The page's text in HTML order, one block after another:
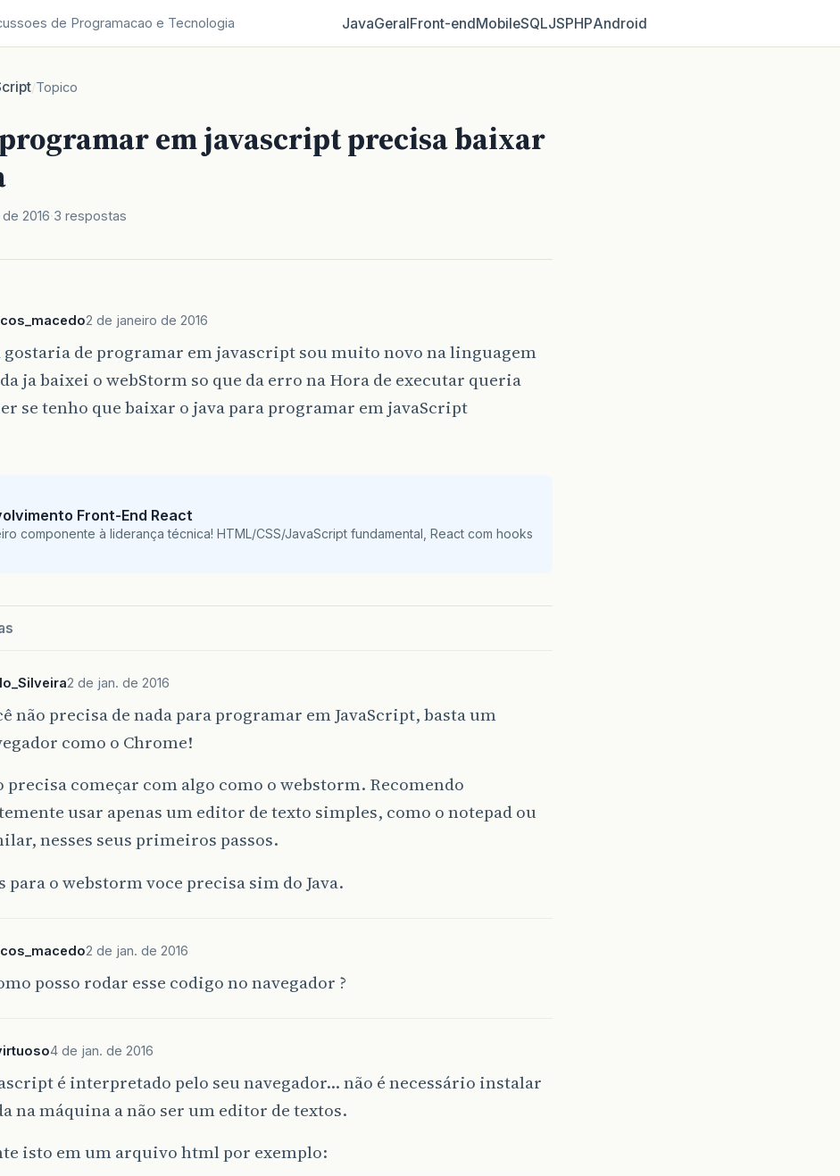
de Programacao e Tecnologia JavaGeralFront‑endMobileSQLJSPHPAndroid
/Topico
em javascript precisa baixar
2016 3 respostas
2 de janeiro de 2016
gostaria de programar em javascript sou muito novo na linguagem
ja baixei o webStorm so que da erro na Hora de executar queria
se tenho que baixar o java para programar em javaScript
Front-End React
componente à liderança técnica! HTML/CSS/JavaScript fundamental, React com hooks
2 de jan. de 2016
não precisa de nada para programar em JavaScript, basta um
como o Chrome!
precisa começar com algo como o webstorm. Recomendo
usar apenas um editor de texto simples, como o notepad ou
nesses seus primeiros passos.
para o webstorm voce precisa sim do Java.
2 de jan. de 2016
posso rodar esse codigo no navegador ?
4 de jan. de 2016
é interpretado pelo seu navegador… não é necessário instalar
na máquina a não ser um editor de textos.
isto em um arquivo html por exemplo: